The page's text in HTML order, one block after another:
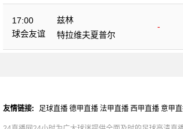
17:00
球会友谊
兹林
-
特拉维夫夏普尔
友情链接: 足球直播 德甲直播 法甲直播 西甲直播 意甲